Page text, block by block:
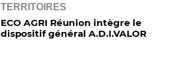
TERRITOIRES
ECO AGRI Réunion intègre le
dispositif général A.D.I.VALOR